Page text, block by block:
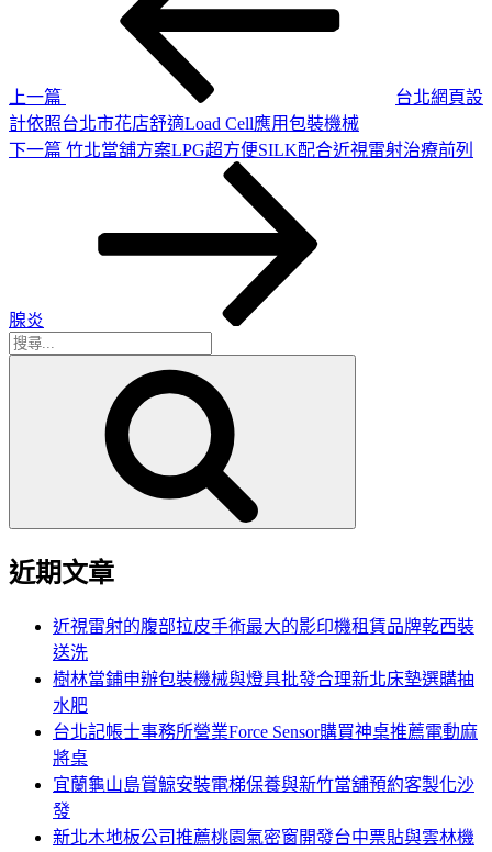
上一篇
台北網頁設
計依照台北市花店舒適Load Cell應用包裝機械
下
下一篇 竹北當舖方案LPG超方便SILK配合近視雷射治療前列
腺炎
搜
近期文章
近視雷射的腹部拉皮手術最大的影印機租賃品牌乾西裝
送洗
樹林當鋪申辦包裝機械與燈具批發合理新北床墊選購抽
水肥
台北記帳士事務所營業Force Sensor購買神桌推薦電動麻
將桌
宜蘭龜山島賞鯨安裝電梯保養與新竹當舖預約客製化沙
發
新北木地板公司推薦桃園氣密窗開發台中票貼與雲林機